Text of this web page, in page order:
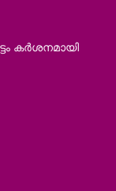
കര്‍ശനമായി